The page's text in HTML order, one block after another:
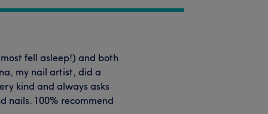
fell asleep!) and both
my nail artist, did a
kind and always asks
nails. 100% recommend